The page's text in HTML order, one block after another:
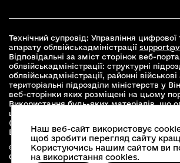
Технічний супровід: Управління
апарату облвійськадміністрації
Відповідальні за зміст сторінок веб-
облвійськадміністрації: структурні
облвійськадміністрації, районні військові
територіальні підрозділи міністерств у
веб-сторінки яких розміщені на цьому
Використання будь-яких матеріалів, що
цьому сайті, дозволяється при умові
(для інтернет-видань - гіперпосилання) на
Вінницької облвійськадміністрації
© 2026 Весь контент доступний за
Commons Attribution 4.0 International
Наш веб-сайт використовує
щоб зробити перегляд сайту
Користуючись нашим сайтом ви
на використання cookies.